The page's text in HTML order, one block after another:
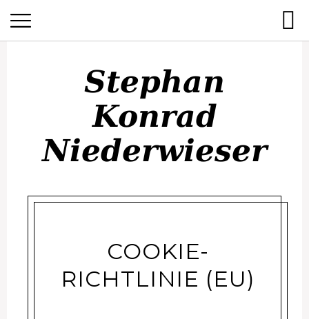
Stephan
Konrad
Niederwieser
Stephan
Konrad
Niederwieser
COOKIE-
RICHTLINIE (EU)